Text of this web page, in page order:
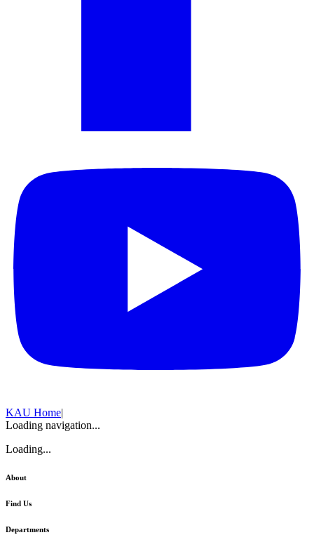
KAU Home|
Loading navigation...
Loading...
About
Find Us
Departments